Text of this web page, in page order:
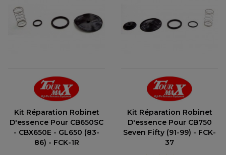
Kit Réparation Robinet
D'essence Pour CB650SC
- CBX650E - GL650 (83-
86) - FCK-1R
Kit Réparation Robinet
D'essence Pour CB750
Seven Fifty (91-99) - FCK-
37